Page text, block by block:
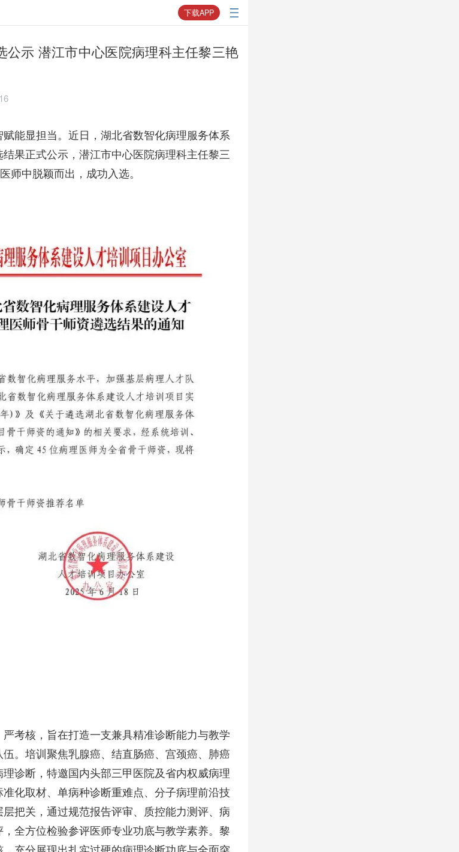
下载APP
公示 潜江市中心医院病理科主任黎三艳
能显担当。近日，湖北省数智化病理服务体系
果正式公示，潜江市中心医院病理科主任黎三
师中脱颖而出，成功入选。
考核，旨在打造一支兼具精准诊断能力与教学
。培训聚焦乳腺癌、结直肠癌、宫颈癌、肺癌
诊断，特邀国内头部三甲医院及省内权威病理
化取材、单病种诊断重难点、分子病理前沿技
把关，通过规范报告评审、质控能力测评、病
全方位检验参评医师专业功底与教学素养。黎
充分展现出扎实过硬的病理诊断功底与全面突